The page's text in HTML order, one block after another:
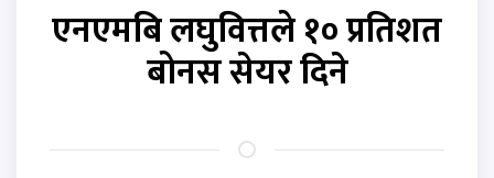
एनएमबि लघुवित्तले १० प्रतिशत
बोनस सेयर दिने